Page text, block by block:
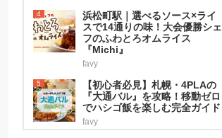
4
浜松町駅｜選べるソース×ライ
スで14通りの味！大会優勝シェ
フのふわとろオムライス
『Michi』
favy
5
【初心者必見】札幌・4PLAの
『大通バル』を攻略！移動ゼロ
でハシゴ飯を楽しむ完全ガイド
favy